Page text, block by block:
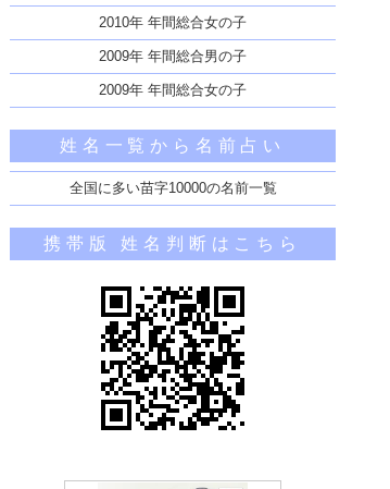
2010年 年間総合女の子
2009年 年間総合男の子
2009年 年間総合女の子
姓名一覧から名前占い
全国に多い苗字10000の名前一覧
携帯版 姓名判断はこちら